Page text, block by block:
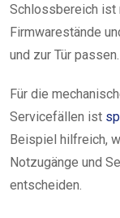
Schlossbereich ist
Firmwarestände
und zur Tür passen.
Für die
Servicefällen ist
Beispiel hilfreich,
Notzugänge und
entscheiden.